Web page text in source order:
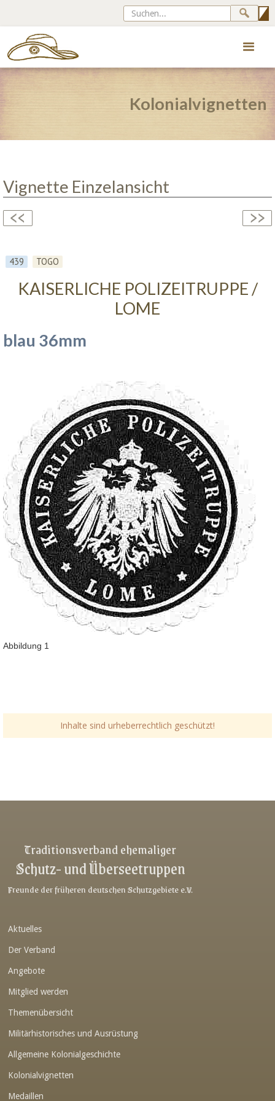
Kolonialvignetten
Vignette Einzelansicht
439 TOGO
KAISERLICHE POLIZEITRUPPE /
LOME
blau 36mm
Abbildung 1
Inhalte sind urheberrechtlich geschützt!
Link-v-z
Link-v-z
Link-v-z
Link-v-z
Link-v-z
Link-v-z
Link-v-z
Link-v-z
Traditionsverband ehemaliger
Schutz- und Überseetruppen
Freunde der früheren deutschen Schutzgebiete e.V.
Aktuelles
Der Verband
Angebote
Mitglied werden
Themenübersicht
Militärhistorisches und Ausrüstung
Allgemeine Kolonialgeschichte
Kolonialvignetten
Medaillen